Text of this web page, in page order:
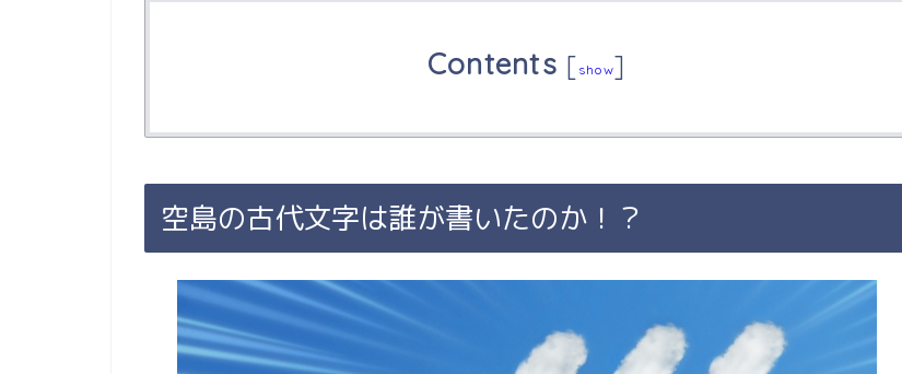
Contents [ show]
空島の古代文字は誰が書いたのか！？